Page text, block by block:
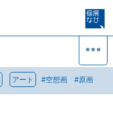
アート #空想画 #原画